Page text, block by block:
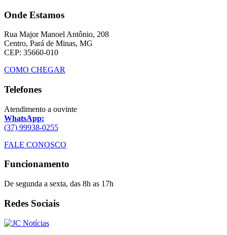
Onde Estamos
Rua Major Manoel Antônio, 208
Centro, Pará de Minas, MG
CEP: 35660-010
COMO CHEGAR
Telefones
Atendimento a ouvinte
WhatsApp:
(37) 99938-0255
FALE CONOSCO
Funcionamento
De segunda a sexta, das 8h as 17h
Redes Sociais